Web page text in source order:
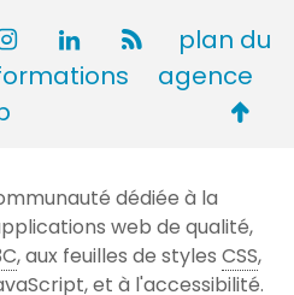
plan du
agence
de
page
dédiée à la
web de qualité,
, aux feuilles de styles CSS,
et à l'accessibilité.